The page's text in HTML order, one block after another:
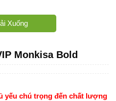
Xuống
Monkisa Bold
yếu chú trọng đến chất lượng